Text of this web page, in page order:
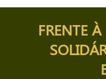
FRENTE